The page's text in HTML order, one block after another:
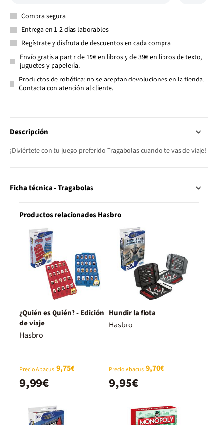
Compra segura
Entrega en 1-2 días laborables
Regístrate y disfruta de descuentos en cada compra
Envío gratis a partir de 19€ en libros y de 39€ en libros de texto,
juguetes y papelería.
Productos de robótica: no se aceptan devoluciones en la tienda.
Contacta con atención al cliente.
Descripción
¡Diviértete con tu juego preferido Tragabolas cuando te vas de viaje!
Ficha técnica - Tragabolas
Productos relacionados Hasbro
¿Quién es Quién? - Edición
de viaje
Hasbro
Precio Abacus 9,75€
9,99€
Hundir la flota
Hasbro
Precio Abacus 9,70€
9,95€